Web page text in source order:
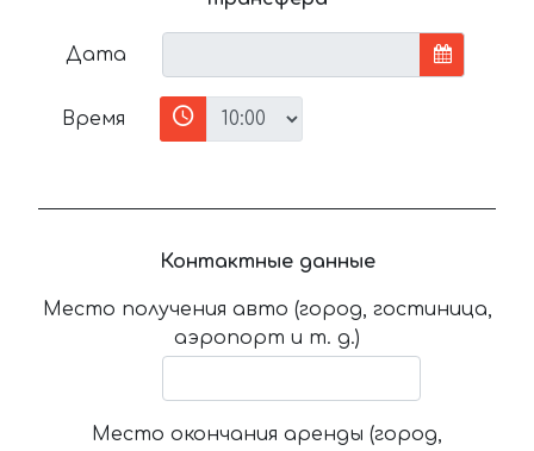
Дата
Время
Контактные данные
Место получения авто (город, гостиница,
аэропорт и т. д.)
Место окончания аренды (город,